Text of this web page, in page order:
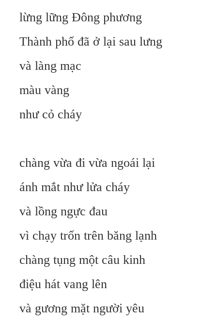
lừng lững Đông phương
Thành phố đã ở lại sau lưng
và làng mạc
màu vàng
như cỏ cháy
chàng vừa đi vừa ngoái lại
ánh mắt như lửa cháy
và lồng ngực đau
vì chạy trốn trên băng lạnh
chàng tụng một câu kinh
điệu hát vang lên
và gương mặt người yêu